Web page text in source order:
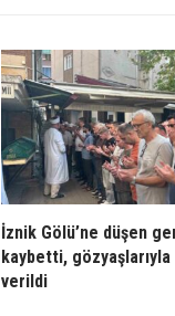
İznik Gölü’ne düşen
kaybetti,
verildi